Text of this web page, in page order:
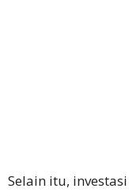
Selain itu,